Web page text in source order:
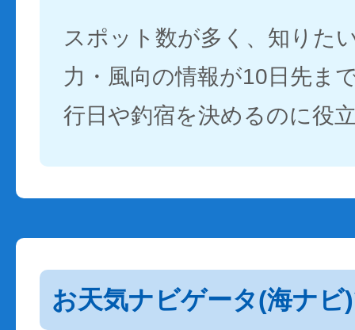
スポット数が多く、知りた
力・風向の情報が10日先ま
行日や釣宿を決めるのに役
お天気ナビゲータ(海ナビ